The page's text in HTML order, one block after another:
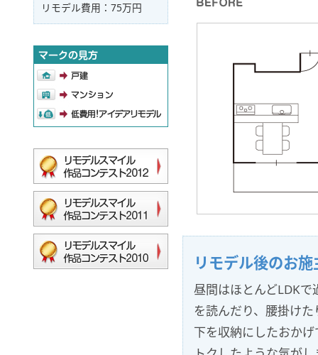
リモデル費用：75万円
リモデル後のお
昼間はほとんどLDK
を読んだり、腰掛け
下を収納にしたおか